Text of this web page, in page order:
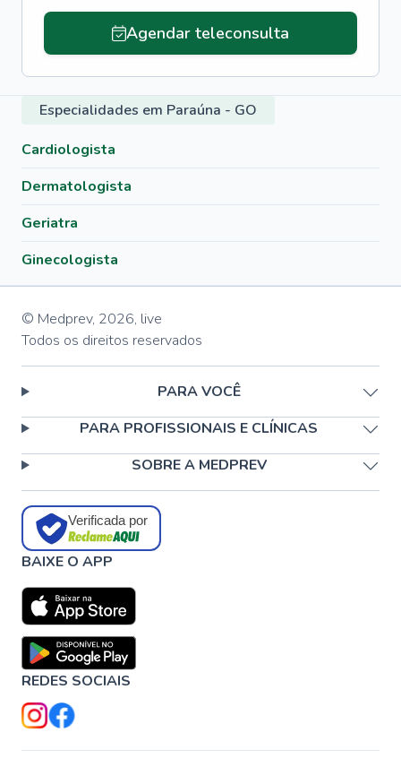
Agendar teleconsulta
Especialidades em Paraúna - GO
Cardiologista
Dermatologista
Geriatra
Ginecologista
© Medprev, 2026, live
Todos os direitos reservados
PARA VOCÊ
PARA PROFISSIONAIS E CLÍNICAS
SOBRE A MEDPREV
Verificada por
BAIXE O APP
REDES SOCIAIS